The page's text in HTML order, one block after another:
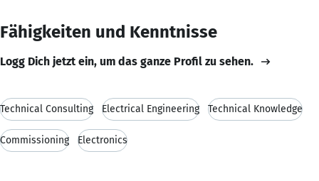
Fähigkeiten und Kenntnisse
Logg Dich jetzt ein, um das ganze Profil zu sehen.
Technical Consulting Electrical Engineering Technical Knowledge
Commissioning Electronics